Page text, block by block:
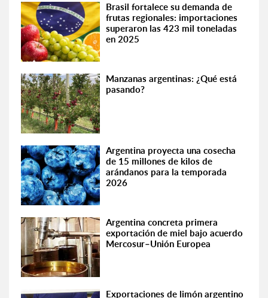
Brasil fortalece su demanda de
frutas regionales: importaciones
superaron las 423 mil toneladas
en 2025
Manzanas argentinas: ¿Qué está
pasando?
Argentina proyecta una cosecha
de 15 millones de kilos de
arándanos para la temporada
2026
Argentina concreta primera
exportación de miel bajo acuerdo
Mercosur–Unión Europea
Exportaciones de limón argentino